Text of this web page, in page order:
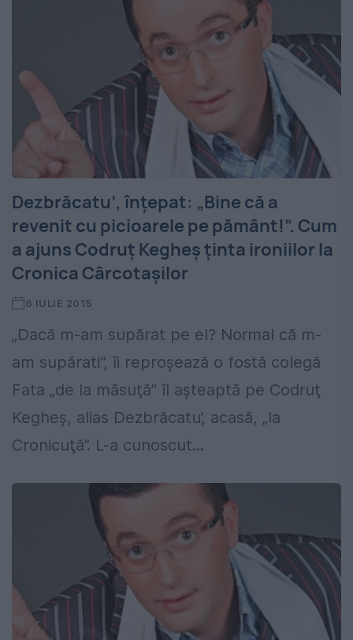
Dezbrăcatu’, înțepat: „Bine că a
revenit cu picioarele pe pământ!”. Cum
a ajuns Codruţ Kegheş ținta ironiilor la
Cronica Cârcotașilor
6 IULIE 2015
„Dacă m-am supărat pe el? Normal că m-
am supărat!”, îi reproșează o fostă colegă
Fata „de la măsuţă” îl aşteaptă pe Codruţ
Kegheş, alias Dezbrăcatu’, acasă, „la
Cronicuţă”. L-a cunoscut...